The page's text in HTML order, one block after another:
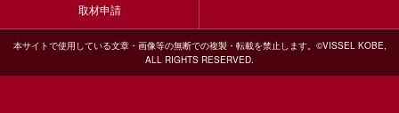
取材申請
本サイトで使用している文章・画像等の無断での複製・転載を禁止します。©VISSEL KOBE,
ALL RIGHTS RESERVED.